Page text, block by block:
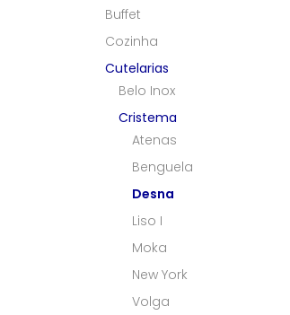
Buffet
Cozinha
Cutelarias
Belo Inox
Cristema
Atenas
Benguela
Desna
Liso I
Moka
New York
Volga